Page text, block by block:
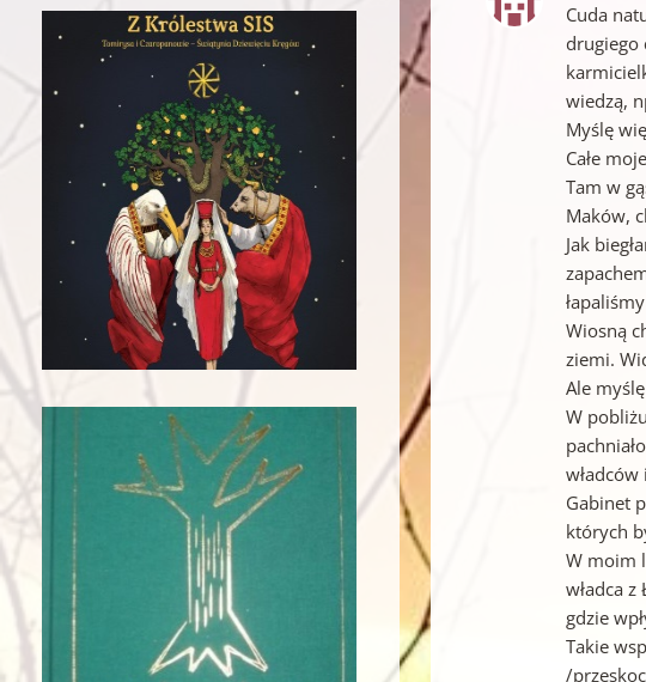
Cuda
drugiego
wiedzą,
Myślę
Całe
Tam w
Maków,
Jak
Wiosną
ziemi.
Ale
W
Gabinet
których
W moim
władca
gdzie
Takie
/